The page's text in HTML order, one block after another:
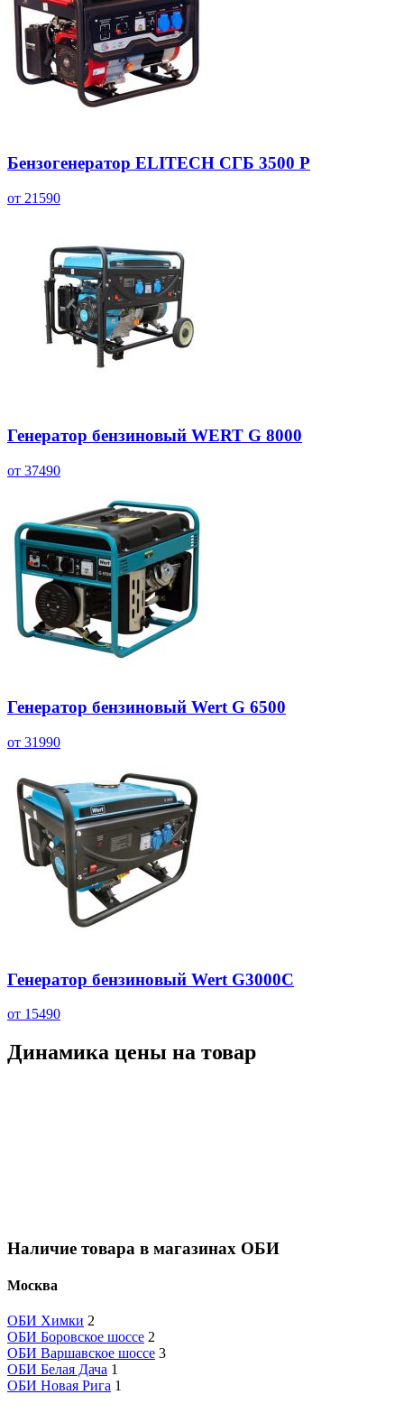
Бензогенератор ELITECH СГБ 3500 Р
от 21590
Генератор бензиновый WERT G 8000
от 37490
Генератор бензиновый Wert G 6500
от 31990
Генератор бензиновый Wert G3000C
от 15490
Динамика цены на товар
Наличие товара в магазинах ОБИ
Москва
ОБИ Химки 2
ОБИ Боровское шоссе 2
ОБИ Варшавское шоссе 3
ОБИ Белая Дача 1
ОБИ Новая Рига 1